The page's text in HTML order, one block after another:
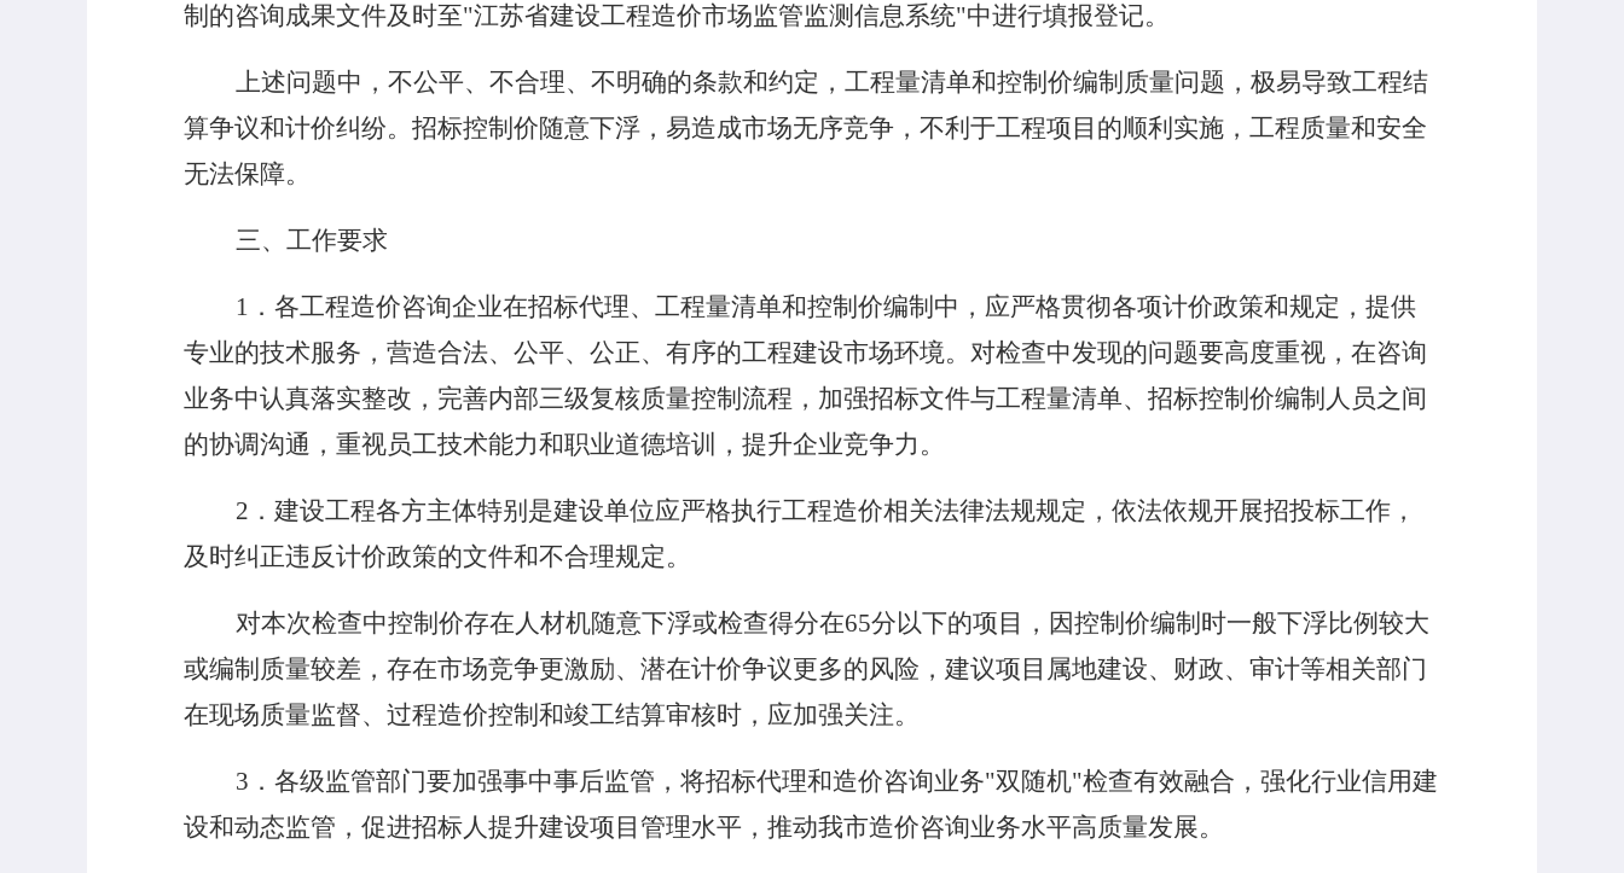
制的咨询成果文件及时至"江苏省建设工程造价市场监管监测信息系统"中进行填报登记。
上述问题中，不公平、不合理、不明确的条款和约定，工程量清单和控制价编制质量问题，极易导致工程结
算争议和计价纠纷。招标控制价随意下浮，易造成市场无序竞争，不利于工程项目的顺利实施，工程质量和安全
无法保障。
三、工作要求
1 ．各工程造价咨询企业在招标代理、工程量清单和控制价编制中，应严格贯彻各项计价政策和规定，提供
专业的技术服务，营造合法、公平、公正、有序的工程建设市场环境。对检查中发现的问题要高度重视，在咨询
业务中认真落实整改，完善内部三级复核质量控制流程，加强招标文件与工程量清单、招标控制价编制人员之间
的协调沟通，重视员工技术能力和职业道德培训，提升企业竞争力。
2 ．建设工程各方主体特别是建设单位应严格执行工程造价相关法律法规规定，依法依规开展招投标工作，
及时纠正违反计价政策的文件和不合理规定。
对本次检查中控制价存在人材机随意下浮或检查得分在65分以下的项目，因控制价编制时一般下浮比例较大
或编制质量较差，存在市场竞争更激励、潜在计价争议更多的风险，建议项目属地建设、财政、审计等相关部门
在现场质量监督、过程造价控制和竣工结算审核时，应加强关注。
3 ．各级监管部门要加强事中事后监管，将招标代理和造价咨询业务"双随机"检查有效融合，强化行业信用建
设和动态监管，促进招标人提升建设项目管理水平，推动我市造价咨询业务水平高质量发展。